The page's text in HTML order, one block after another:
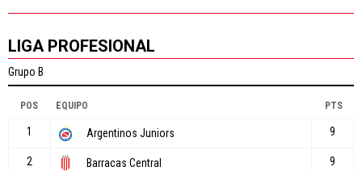
LIGA PROFESIONAL